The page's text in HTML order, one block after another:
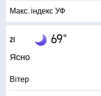
Видимість
Макс. індекс УФ
Вологість
Точка роси
21 69°
Ясно
Вітер